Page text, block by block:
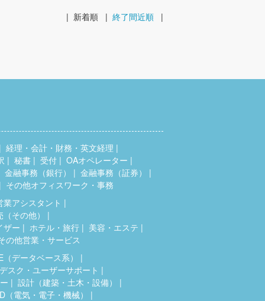
| 新着順 | 終了間近順 |
経理・会計・財務・英文経理
秘書 受付
OAオペレーター
金融事務（銀行）
金融事務（証券）
その他オフィスワーク・事務
業アシスタント
その他）
ザー
ホテル・旅行
美容・エステ
の他営業・サービス
（データベース系）
スク・ユーザーサポート
設計（建築・土木・設備）
（電気・電子・機械）